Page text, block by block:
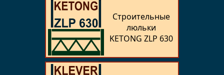
Строительные
люльки
KETONG ZLP 630